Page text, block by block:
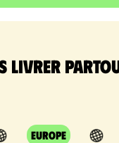
livrer
Europe